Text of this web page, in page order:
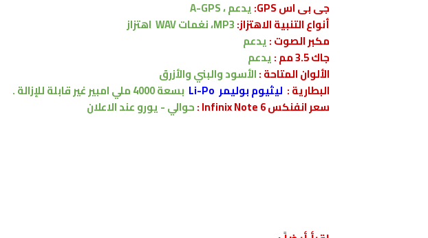
جى بى اس GPS:
يدعم ،A-GPS
أنواع التنبية الاهتزاز:
اهتزاز
مكبر الصوت :يدعم
جاك 3.5 مم :
يدعم
الألوان المتاحة :الأسود والبني والأزرق
البطارية: ليثيوم بوليمر Li-Po بسعة4000ملي امبيرغير قابلة للإزالة .
سعر انفنكس Infinix Note 6 :
حوالي - يوروعند الاعلان